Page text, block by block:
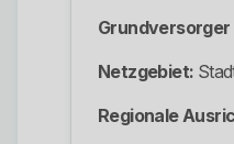
Netzgebiet:
Regionale